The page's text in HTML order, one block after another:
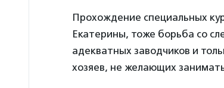
Прохождение специальных
Екатерины, тоже борьба со
адекватных заводчиков и
хозяев, не желающих